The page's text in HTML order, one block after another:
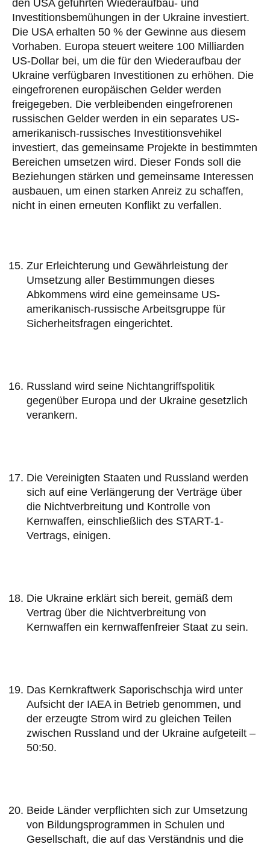
den USA geführten Wiederaufbau- und
Investitionsbemühungen in der Ukraine investiert.
Die USA erhalten 50 % der Gewinne aus diesem
Vorhaben. Europa steuert weitere 100 Milliarden
US-Dollar bei, um die für den Wiederaufbau der
Ukraine verfügbaren Investitionen zu erhöhen. Die
eingefrorenen europäischen Gelder werden
freigegeben. Die verbleibenden eingefrorenen
russischen Gelder werden in ein separates US-
amerikanisch-russisches Investitionsvehikel
investiert, das gemeinsame Projekte in bestimmten
Bereichen umsetzen wird. Dieser Fonds soll die
Beziehungen stärken und gemeinsame Interessen
ausbauen, um einen starken Anreiz zu schaffen,
nicht in einen erneuten Konflikt zu verfallen.
Zur Erleichterung und Gewährleistung der
Umsetzung aller Bestimmungen dieses
Abkommens wird eine gemeinsame US-
amerikanisch-russische Arbeitsgruppe für
Sicherheitsfragen eingerichtet.
Russland wird seine Nichtangriffspolitik
gegenüber Europa und der Ukraine gesetzlich
verankern.
Die Vereinigten Staaten und Russland werden
sich auf eine Verlängerung der Verträge über
die Nichtverbreitung und Kontrolle von
Kernwaffen, einschließlich des START-1-
Vertrags, einigen.
Die Ukraine erklärt sich bereit, gemäß dem
Vertrag über die Nichtverbreitung von
Kernwaffen ein kernwaffenfreier Staat zu sein.
Das Kernkraftwerk Saporischschja wird unter
Aufsicht der IAEA in Betrieb genommen, und
der erzeugte Strom wird zu gleichen Teilen
zwischen Russland und der Ukraine aufgeteilt –
50:50.
Beide Länder verpflichten sich zur Umsetzung
von Bildungsprogrammen in Schulen und
Gesellschaft, die auf das Verständnis und die